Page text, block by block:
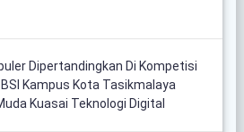
Dipertandingkan Di Kompetisi
Kampus Kota Tasikmalaya
Kuasai Teknologi Digital